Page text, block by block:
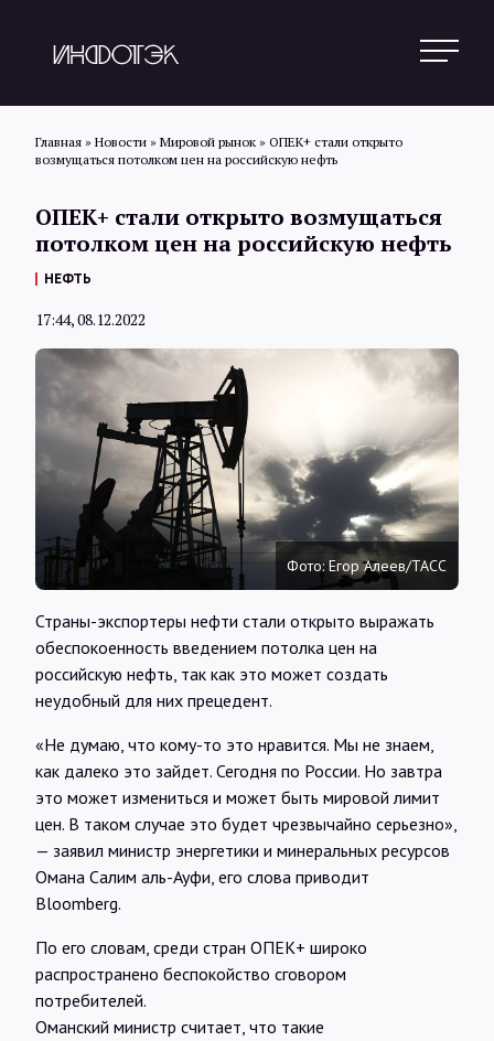
Статьи
Обзоры
Интервью
Карты
О нас
@Infotek_Russia
Главная » Новости » Мировой рынок » ОПЕК+ стали открыто
возмущаться потолком цен на российскую нефть
ОПЕК+ стали открыто возмущаться
потолком цен на российскую нефть
НЕФТЬ
17:44, 08.12.2022
Фото: Егор Алеев/ТАСС
Страны-экспортеры нефти стали открыто выражать
обеспокоенность введением потолка цен на
российскую нефть, так как это может создать
неудобный для них прецедент.
«Не думаю, что кому-то это нравится. Мы не знаем,
как далеко это зайдет. Сегодня по России. Но завтра
это может измениться и может быть мировой лимит
цен. В таком случае это будет чрезвычайно серьезно»,
— заявил министр энергетики и минеральных ресурсов
Омана Салим аль-Ауфи, его слова приводит
Bloomberg.
По его словам, среди стран ОПЕК+ широко
распространено беспокойство сговором
потребителей.
Оманский министр считает, что такие